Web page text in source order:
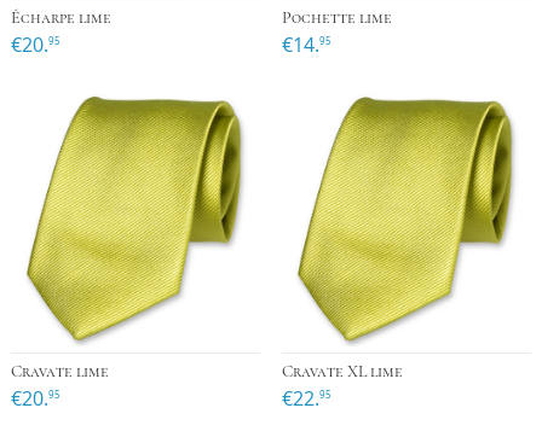
Écharpe lime
€20.95
Pochette lime
€14.95
Cravate lime
€20.95
Cravate XL lime
€22.95